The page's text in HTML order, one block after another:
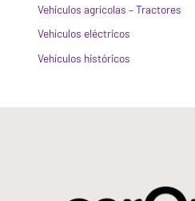
Vehículos agrícolas – Tractores
Vehículos eléctricos
Vehículos históricos